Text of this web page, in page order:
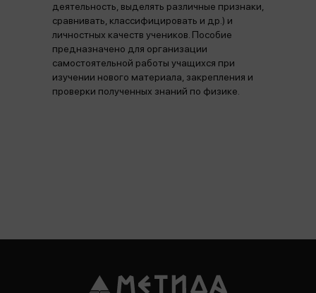
деятельность, выделять различные признаки,
сравнивать, классифицировать и др.) и
личностных качеств учеников. Пособие
предназначено для организации
самостоятельной работы учащихся при
изучении нового материала, закрепления и
проверки полученных знаний по физике.